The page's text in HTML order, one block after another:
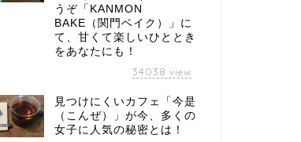
うぞ「KANMON
BAKE（関門ベイク）」に
て、甘くて楽しいひととき
をあなたにも！
34038 view
見つけにくいカフェ「今是
（こんぜ）」が今、多くの
女子に人気の秘密とは！